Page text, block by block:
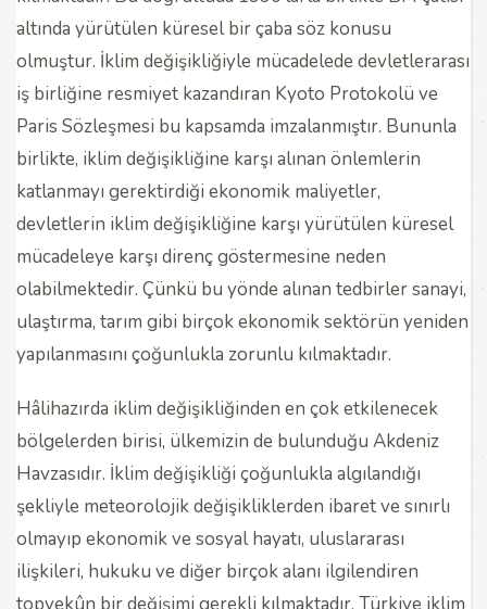
altında yürütülen küresel bir çaba söz konusu
olmuştur. İklim değişikliğiyle mücadelede devletlerarası
iş birliğine resmiyet kazandıran Kyoto Protokolü ve
Paris Sözleşmesi bu kapsamda imzalanmıştır. Bununla
birlikte, iklim değişikliğine karşı alınan önlemlerin
katlanmayı gerektirdiği ekonomik maliyetler,
devletlerin iklim değişikliğine karşı yürütülen küresel
mücadeleye karşı direnç göstermesine neden
olabilmektedir. Çünkü bu yönde alınan tedbirler sanayi,
ulaştırma, tarım gibi birçok ekonomik sektörün yeniden
yapılanmasını çoğunlukla zorunlu kılmaktadır.
Hâlihazırda iklim değişikliğinden en çok etkilenecek
bölgelerden birisi, ülkemizin de bulunduğu Akdeniz
Havzasıdır. İklim değişikliği çoğunlukla algılandığı
şekliyle meteorolojik değişikliklerden ibaret ve sınırlı
olmayıp ekonomik ve sosyal hayatı, uluslararası
ilişkileri, hukuku ve diğer birçok alanı ilgilendiren